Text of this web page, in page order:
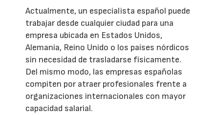
Actualmente, un especialista español puede
trabajar desde cualquier ciudad para una
empresa ubicada en Estados Unidos,
Alemania, Reino Unido o los países nórdicos
sin necesidad de trasladarse físicamente.
Del mismo modo, las empresas españolas
compiten por atraer profesionales frente a
organizaciones internacionales con mayor
capacidad salarial.